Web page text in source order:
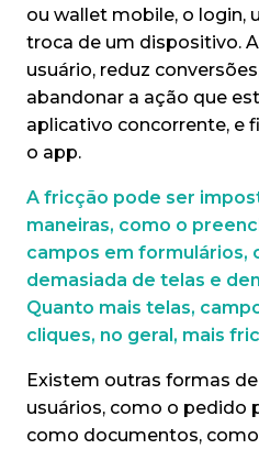
ou wallet mobile, o login,
troca de um dispositivo.
usuário, reduz
abandonar a ação que
aplicativo concorrente, e
o app.
A fricção pode ser
maneiras, como o
campos em formulários,
demasiada de telas e
Quanto mais telas,
cliques, no geral, mais
Existem outras formas
usuários, como o pedido
como documentos,